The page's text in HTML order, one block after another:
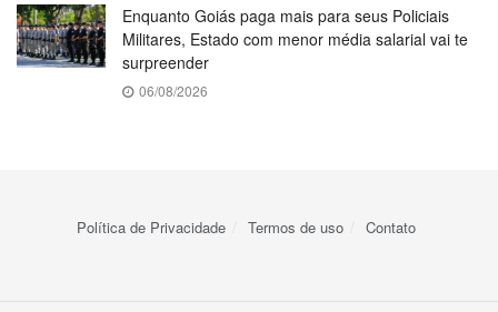
Enquanto Goiás paga mais para seus Policiais
Militares, Estado com menor média salarial vai te
surpreender
06/08/2026
Política de Privacidade Termos de uso Contato